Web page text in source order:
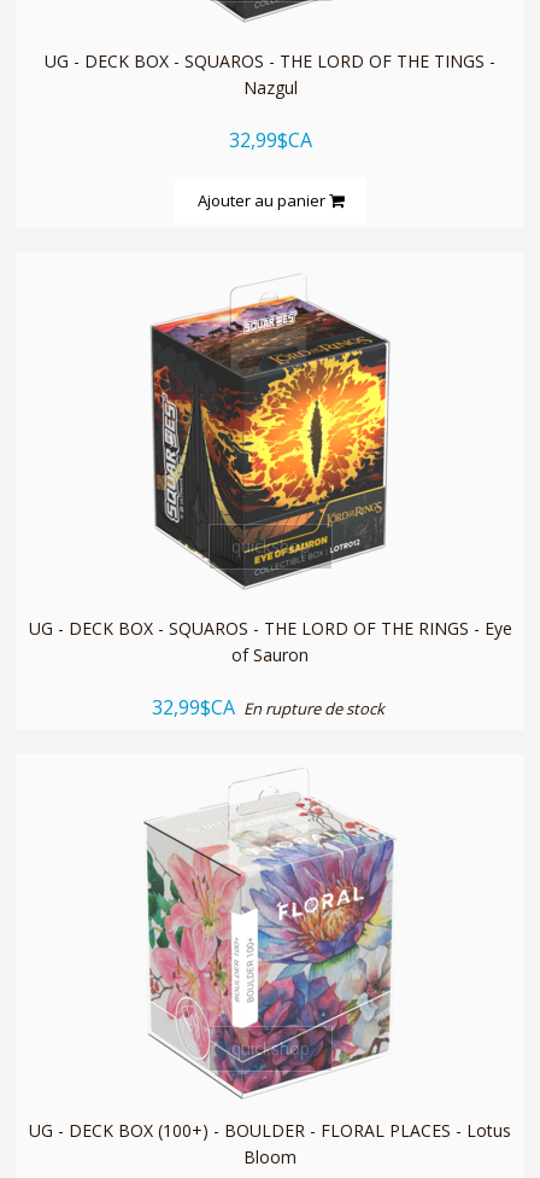
UG - DECK BOX - SQUAROS - THE LORD OF THE TINGS -
Nazgul
32,99$CA
Ajouter au panier
quickshop
UG - DECK BOX - SQUAROS - THE LORD OF THE RINGS - Eye
of Sauron
32,99$CA En rupture de stock
quickshop
UG - DECK BOX (100+) - BOULDER - FLORAL PLACES - Lotus
Bloom